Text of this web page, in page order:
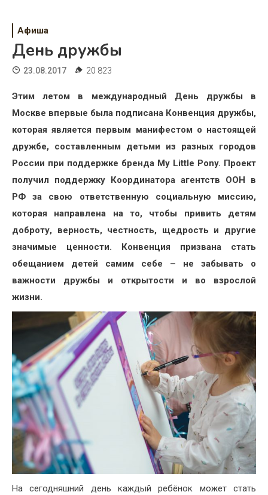
Дети
Свадьба
Хобби
Красота
Недвижимость
Афиша
День дружбы
23.08.2017 20 823
Этим летом в международный День дружбы в
Москве впервые была подписана Конвенция дружбы,
которая является первым манифестом о настоящей
дружбе, составленным детьми из разных городов
России при поддержке бренда My Little Pony. Проект
получил поддержку Координатора агентств ООН в
РФ за свою ответственную социальную миссию,
которая направлена на то, чтобы привить детям
доброту, верность, честность, щедрость и другие
значимые ценности. Конвенция призвана стать
обещанием детей самим себе – не забывать о
важности дружбы и открытости и во взрослой
жизни.
На сегодняшний день каждый ребёнок может стать